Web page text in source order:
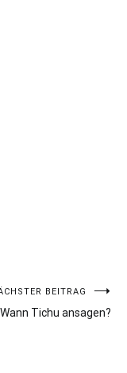
BEITRAG
Wann Tichu ansagen?